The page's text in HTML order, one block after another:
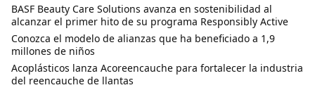
BASF Beauty Care Solutions avanza en sostenibilidad al
alcanzar el primer hito de su programa Responsibly Active
Conozca el modelo de alianzas que ha beneficiado a 1,9
millones de niños
Acoplásticos lanza Acoreencauche para fortalecer la industria
del reencauche de llantas